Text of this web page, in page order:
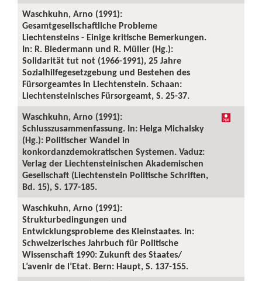
Waschkuhn, Arno (1991):
Gesamtgesellschaftliche Probleme
Liechtensteins - Einige kritische Bemerkungen.
In: R. Biedermann und R. Müller (Hg.):
Solidarität tut not (1966-1991), 25 Jahre
Sozialhilfegesetzgebung und Bestehen des
Fürsorgeamtes in Liechtenstein. Schaan:
Liechtensteinisches Fürsorgeamt, S. 25-37.
Waschkuhn, Arno (1991):
Schlusszusammenfassung. In: Helga Michalsky
(Hg.): Politischer Wandel in
konkordanzdemokratischen Systemen. Vaduz:
Verlag der Liechtensteinischen Akademischen
Gesellschaft (Liechtenstein Politische Schriften,
Bd. 15), S. 177-185.
Waschkuhn, Arno (1991):
Strukturbedingungen und
Entwicklungsprobleme des Kleinstaates. In:
Schweizerisches Jahrbuch für Politische
Wissenschaft 1990: Zukunft des Staates/
L’avenir de l’Etat. Bern: Haupt, S. 137-155.